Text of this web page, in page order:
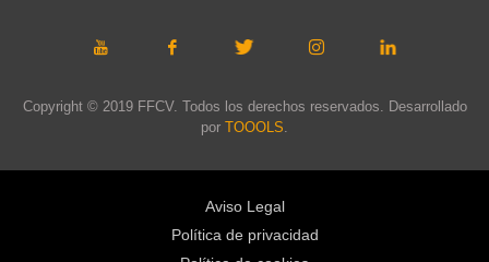
Copyright © 2019 FFCV. Todos los derechos reservados. Desarrollado
por TOOOLS.
Aviso Legal
Política de privacidad